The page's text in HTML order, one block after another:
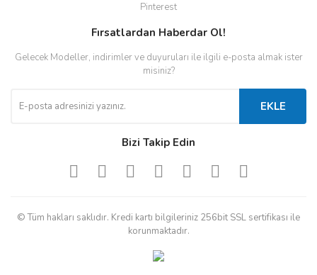
Pinterest
Fırsatlardan Haberdar Ol!
Gelecek Modeller, indirimler ve duyuruları ile ilgili e-posta almak ister
misiniz?
EKLE
Bizi Takip Edin
© Tüm hakları saklıdır. Kredi kartı bilgileriniz 256bit SSL sertifikası ile
korunmaktadır.